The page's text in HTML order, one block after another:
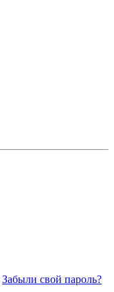
Забыли свой пароль?